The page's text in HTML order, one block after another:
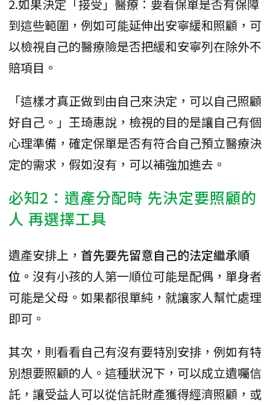
2.如果決定「接受」醫療：要看保單是否有保障
到這些範圍，例如可能延伸出安寧緩和照顧，可
以檢視自己的醫療險是否把緩和安寧列在除外不
賠項目。
「這樣才真正做到由自己來決定，可以自己照顧
好自己。」王琦惠說，檢視的目的是讓自己有個
心理準備，確定保單是否有符合自己預立醫療決
定的需求，假如沒有，可以補強加進去。
必知2：遺產分配時 先決定要照顧的
人 再選擇工具
遺產安排上， 首先要先留意自己的法定繼承順
位。 沒有小孩的人第一順位可能是配偶，單身者
可能是父母。如果都很單純，就讓家人幫忙處理
即可。
其次，則看看自己有沒有要特別安排，例如有特
別想要照顧的人。這種狀況下，可以成立遺囑信
託，讓受益人可以從信託財產獲得經濟照顧，或